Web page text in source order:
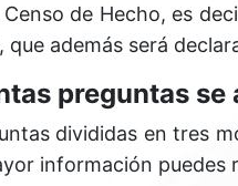
Censo de Hecho, es
que además será
preguntas se
divididas en tres
información puedes